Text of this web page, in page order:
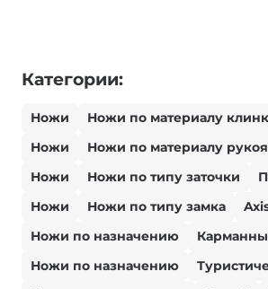
Категории:
Ножи Ножи по материалу
Ножи
Ножи по материалу
Ножи
Ножи по типу заточки
Ножи
Ножи по типу замка
Ножи по назначению
Ножи по назначению